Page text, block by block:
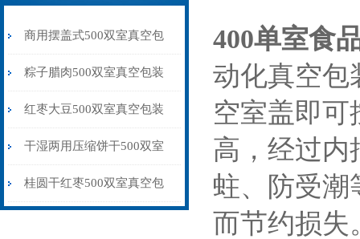
商用摆盖式500双室真空包
装机厂家供应
粽子腊肉500双室真空包装
机干湿两用
红枣大豆500双室真空包装
机微电脑控制
干湿两用压缩饼干500双室
真空包装机品牌
桂圆干红枣500双室真空包
400单室食
动化真空包
空室盖即
高，经过内
蛀、防受潮
而节约损失